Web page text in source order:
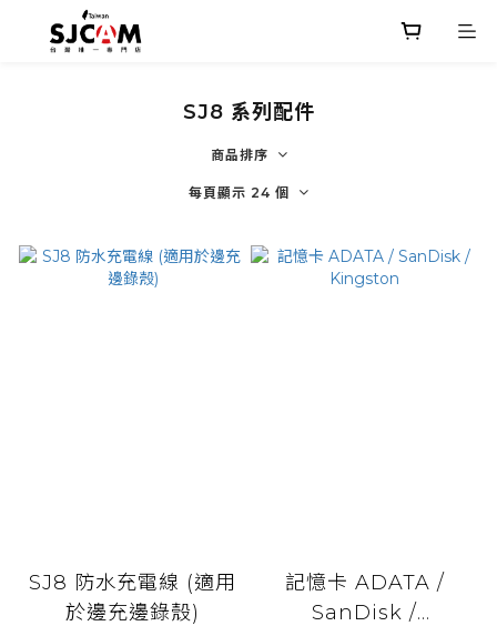
SJ8 系列配件
商品排序
每頁顯示 24 個
SJ8 防水充電線 (適用
於邊充邊錄殼)
記憶卡 ADATA /
SanDisk /